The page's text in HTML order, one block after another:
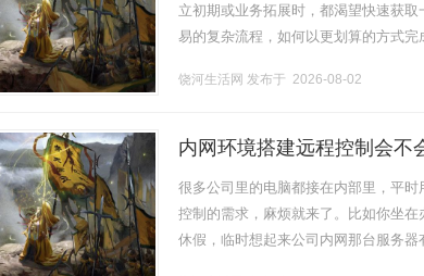
立初期或业务拓展时，都渴望快速获
易的复杂流程，如何以更划算的方式
的优势解.........
饶河生活网 发布于 2026-08-02
内网环境搭建远程控制会不
很多公司里的电脑都接在内部里，平
控制的需求，麻烦就来了。比如你坐
休假，临时想起来公司内网那台服务